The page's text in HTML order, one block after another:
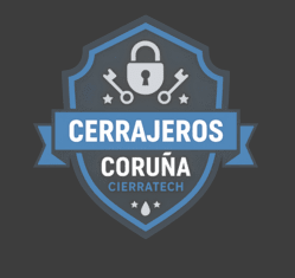
entradas